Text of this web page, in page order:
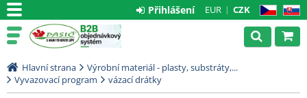
CZ SK
EUR CZK
Přihlášení
Hlavní strana
Výrobní materiál - plasty, substráty,...
Vyvazovací program
vázací drátky